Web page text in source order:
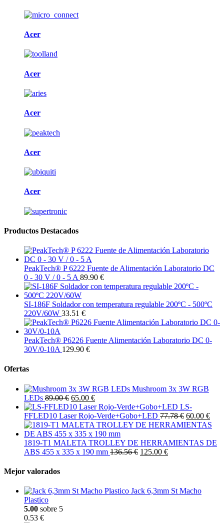
Acer
Acer
Acer
Acer
Acer
Productos Destacados
PeakTech® P 6222 Fuente de Alimentación Laboratorio DC
0 - 30 V / 0 - 5 A 89.90 €
SI-186F Soldador con temperatura regulable 200ºC - 500ºC
220V/60W 33.51 €
PeakTech® P6226 Fuente Alimentación Laboratorio DC 0-
30V/0-10A 129.90 €
Ofertas
Mushroom 3x 3W RGB
LEDs 89.00 € 65.00 €
LS-
FFLED10 Laser Rojo-Verde+Gobo+LED 77.78 € 60.00 €
1819-T1 MALETA TROLLEY DE HERRAMIENTAS DE
ABS 455 x 335 x 190 mm 136.56 € 125.00 €
Mejor valorados
Jack 6,3mm St Macho
Plastico
5.00 sobre 5
0.53 €